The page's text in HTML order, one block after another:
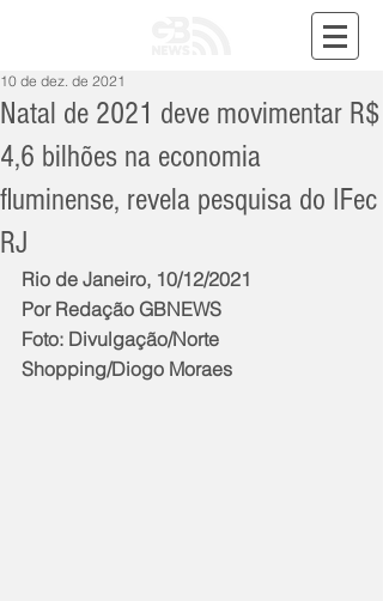
Natal de 2021 deve movimentar R$
4,6 bilhões na economia
fluminense, revela pesquisa do IFec
RJ
10 de dez. de 2021
Rio de Janeiro, 10/12/2021
Por Redação GBNEWS
Foto: Divulgação/Norte
Shopping/Diogo Moraes